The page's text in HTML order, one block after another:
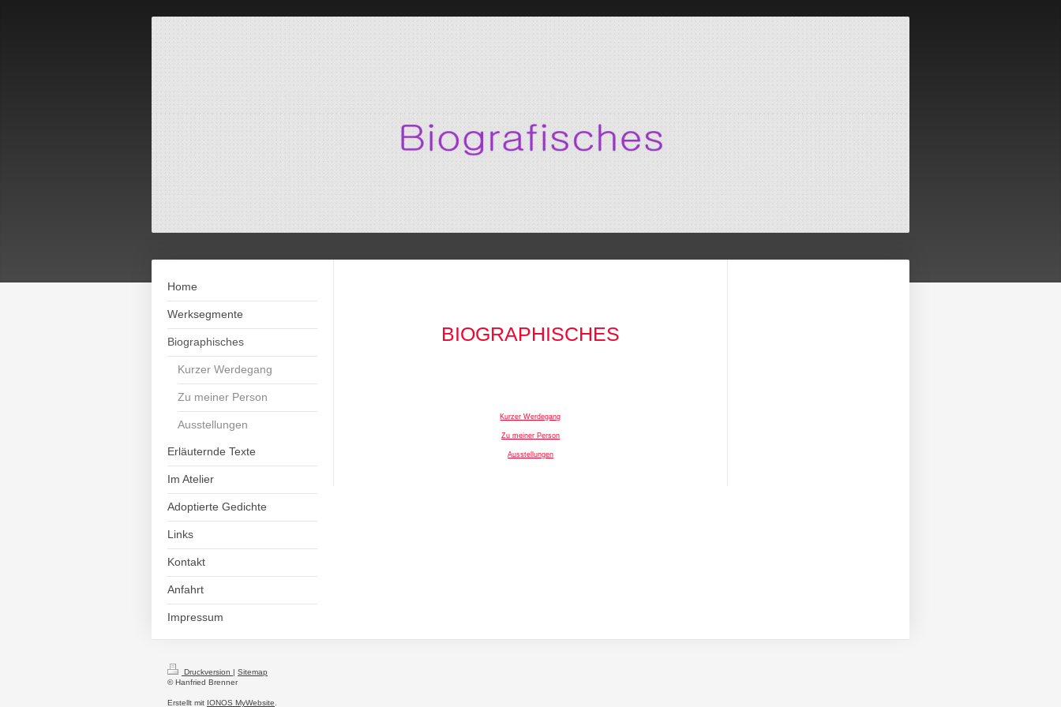
Home
Werksegmente
Biographisches
Kurzer Werdegang
Zu meiner Person
Ausstellungen
Erläuternde Texte
Im Atelier
Adoptierte Gedichte
Links
Kontakt
Anfahrt
Impressum
BIOGRAPHISCHES
Kurzer Werdegang
Zu meiner Person
Ausstellungen
Druckversion | Sitemap
© Hanfried Brenner
Erstellt mit IONOS MyWebsite